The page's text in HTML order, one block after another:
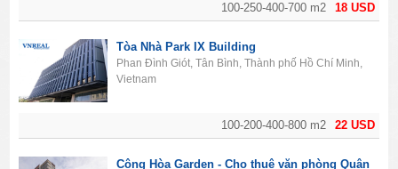
18 USD
100-250-400-700 m2
22 USD
100-200-400-800 m2
Tòa Nhà Park IX Building
Phan Đình Giót, Tân Bình, Thành phố Hồ Chí Minh,
Vietnam
Cộng Hòa Garden - Cho thuê văn phòng Quận